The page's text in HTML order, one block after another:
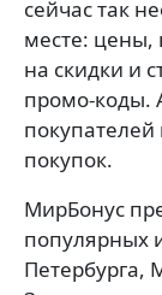
сейчас так
месте: цены,
на скидки и
промо-коды.
покупок.
МирБонус
популярных
Петербурга,